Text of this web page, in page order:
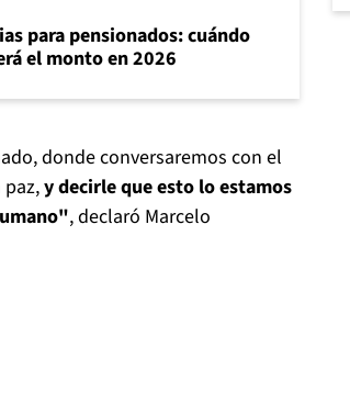
para pensionados: cuándo
el monto en 2026
donde conversaremos con el
y decirle que esto lo estamos
, declaró Marcelo